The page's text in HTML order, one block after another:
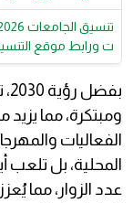
ت ورابط موقع
ومبتكرة، مما
الفعاليات
المحلية، بل تلعب
عدد الزوار، مما